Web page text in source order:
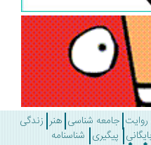
جامعه شناسی هنر زندگی
پیگیری شناسنامه